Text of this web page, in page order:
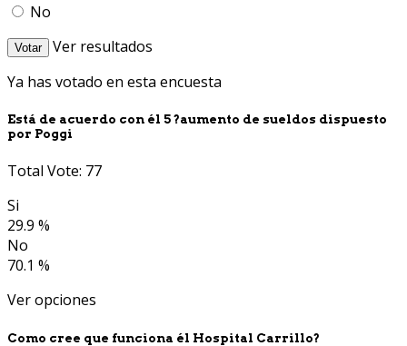
No
Votar
Ver resultados
Ya has votado en esta encuesta
Está de acuerdo con él 5 ?aumento de sueldos dispuesto
por Poggi
Total Vote: 77
Si
29.9 %
No
70.1 %
Ver opciones
Como cree que funciona él Hospital Carrillo?